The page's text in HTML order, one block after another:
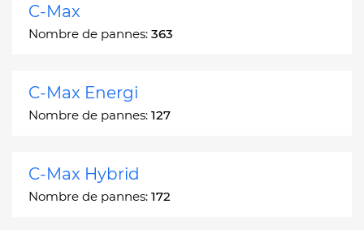
C-Max
Nombre de pannes: 363
C-Max Energi
Nombre de pannes: 127
C-Max Hybrid
Nombre de pannes: 172